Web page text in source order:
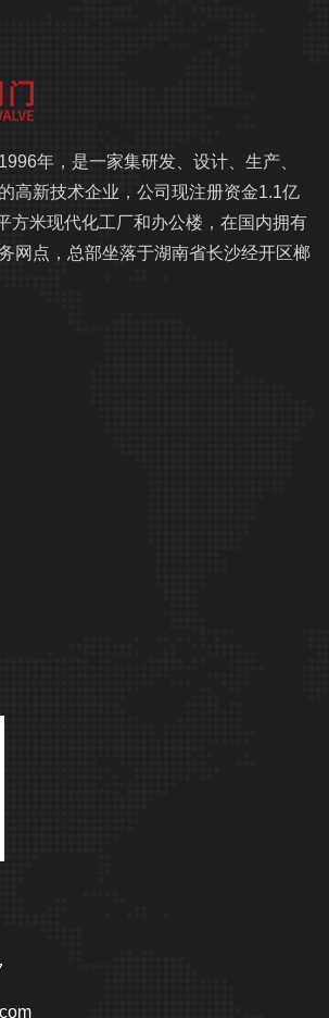
年，是一家集研发、设计、生产、
高新技术企业，公司现注册资金1.1亿
方米现代化工厂和办公楼，在国内拥有
网点，总部坐落于湖南省长沙经开区榔